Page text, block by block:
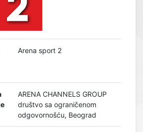
Arena sport 2
ARENA CHANNELS GROUP
društvo sa ograničenom
odgovornošću, Beograd